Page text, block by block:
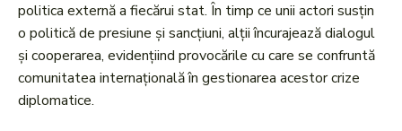
politica externă a fiecărui stat. În timp ce unii actori susțin
o politică de presiune și sancțiuni, alții încurajează dialogul
și cooperarea, evidențiind provocările cu care se confruntă
comunitatea internațională în gestionarea acestor crize
diplomatice.